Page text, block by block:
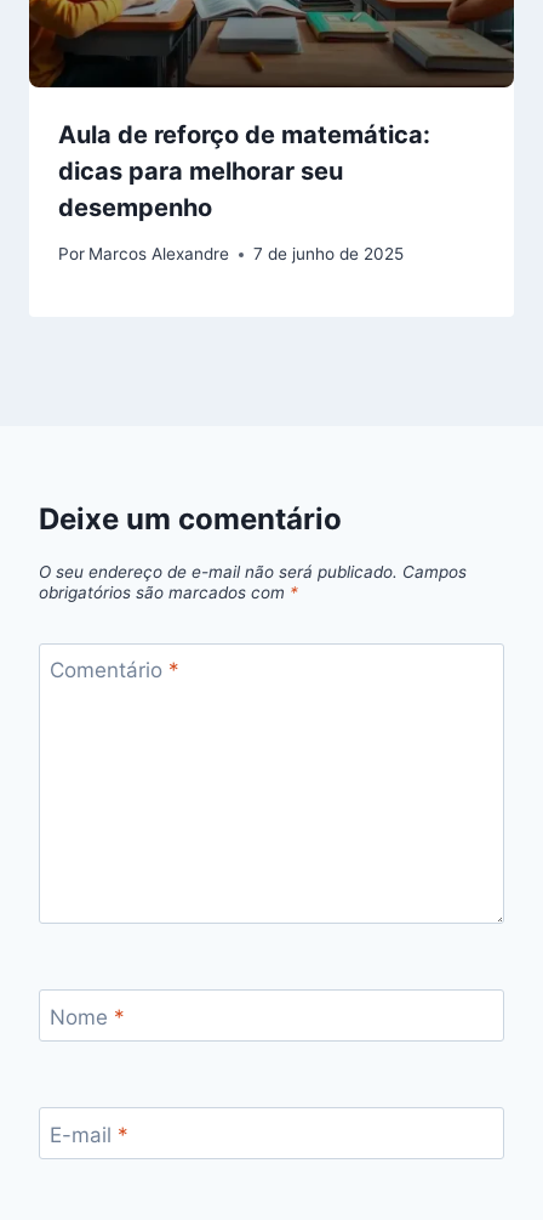
Aula de reforço de matemática:
dicas para melhorar seu
desempenho
Por Marcos Alexandre 7 de junho de 2025
Deixe um comentário
O seu endereço de e-mail não será publicado. Campos
obrigatórios são marcados com *
Comentário *
Nome *
E-mail *